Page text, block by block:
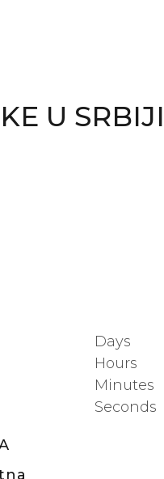
U
Days
Hours
Minutes
Seconds